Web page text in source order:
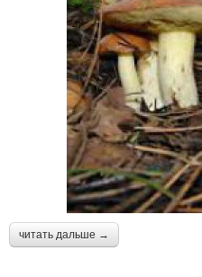
читать дальше →